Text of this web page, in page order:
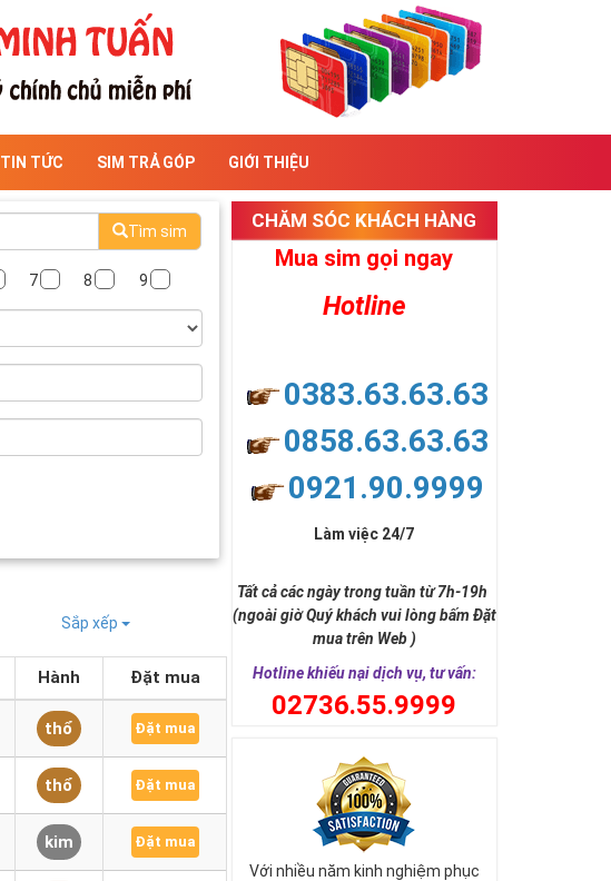
TIN TỨC SIM TRẢ GÓP GIỚI THIỆU
Tìm sim
7 8 9
Sắp xếp
Hành Đặt mua
thổ Đặt mua
thổ Đặt mua
kim Đặt mua
CHĂM SÓC KHÁCH HÀNG
Mua sim gọi ngay
Hotline
0383.63.63.63
0858.63.63.63
0921.90.9999
Làm việc 24/7
Tất cả các ngày trong tuần từ 7h-19h
(ngoài giờ Quý khách vui lòng bấm Đặt
mua trên Web )
Hotline khiếu nại dịch vụ, tư vấn:
02736.55.9999
Với nhiều năm kinh nghiệm phục